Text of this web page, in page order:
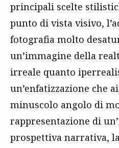
principali scelte
punto di vista visivo,
fotografia molto
un’immagine della
irreale quanto
un’enfatizzazione che
minuscolo angolo di
rappresentazione di
prospettiva narrativa,